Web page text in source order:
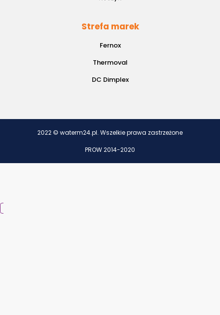
Strefa marek
Fernox
Thermoval
DC Dimplex
2022 © waterm24.pl. Wszelkie prawa zastrzeżone
PROW 2014-2020